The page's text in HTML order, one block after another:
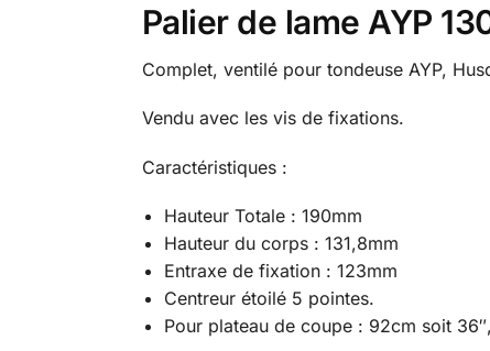
Palier de lame AYP
Complet, ventilé pour tondeuse AYP,
Vendu avec les vis de fixations.
Caractéristiques :
Hauteur Totale : 190mm
Hauteur du corps : 131,8mm
Entraxe de fixation : 123mm
Centreur étoilé 5 pointes.
Pour plateau de coupe : 92cm soit